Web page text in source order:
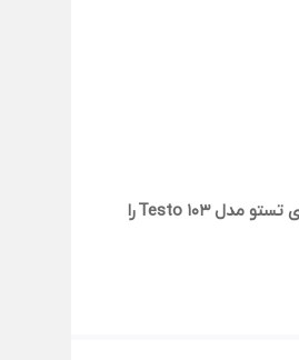
عرضه کننده مواد شیمیایی آزمایشگاهی، صنعتی، کشاورزی، آرایشی و بهداشتی و صنایع مربوطه مفتخر است که می‌تواند دماسنج نفوذی تستو مدل Testo 103 را